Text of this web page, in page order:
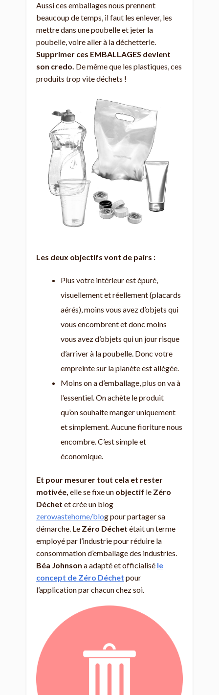
Aussi ces emballages nous prennent
beaucoup de temps, il faut les enlever, les
mettre dans une poubelle et jeter la
poubelle, voire aller à la déchetterie.
Supprimer ces EMBALLAGES devient
son credo. De même que les plastiques, ces
produits trop vite déchets !
Les deux objectifs vont de pairs :
Plus votre intérieur est épuré,
visuellement et réellement (placards
aérés), moins vous avez d’objets qui
vous encombrent et donc moins
vous avez d’objets qui un jour risque
d’arriver à la poubelle. Donc votre
empreinte sur la planète est allégée.
Moins on a d’emballage, plus on va à
l’essentiel. On achète le produit
qu’on souhaite manger uniquement
et simplement. Aucune fioriture nous
encombre. C’est simple et
économique.
Et pour mesurer tout cela et rester
motivée, elle se fixe un objectif le Zéro
Déchet et crée un blog
zerowastehome/blog pour partager sa
démarche. Le Zéro Déchet était un terme
employé par l’industrie pour réduire la
consommation d’emballage des industries.
Béa Johnson a adapté et officialisé le
concept de Zéro Déchet pour
l’application par chacun chez soi.